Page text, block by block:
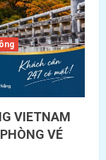
VIETNAM
VÉ